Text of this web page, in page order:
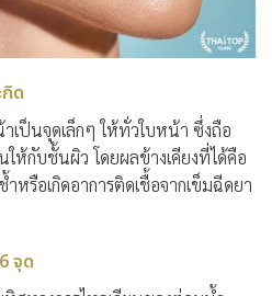
ด
เป็นจุดเล็กๆ ให้ทั่วใบหน้า ซึ่งถือ
ให้กับชั้นผิว โดยผลข้างเคียงที่ได้คือ
หรือเกิดอาการติดเชื้อจากเข็มฉีดยา
จุด